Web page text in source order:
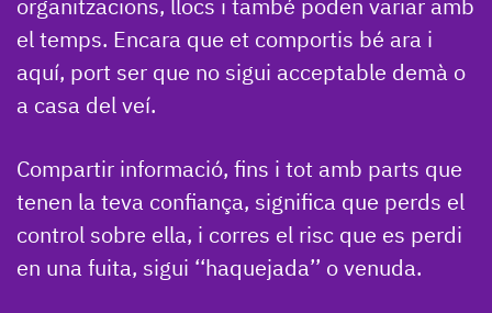
organitzacions, llocs i també poden variar amb
el temps. Encara que et comportis bé ara i
aquí, port ser que no sigui acceptable demà o
a casa del veí.
Compartir informació, fins i tot amb parts que
tenen la teva confiança, significa que perds el
control sobre ella, i corres el risc que es perdi
en una fuita, sigui ‘‘haquejada’’ o venuda.